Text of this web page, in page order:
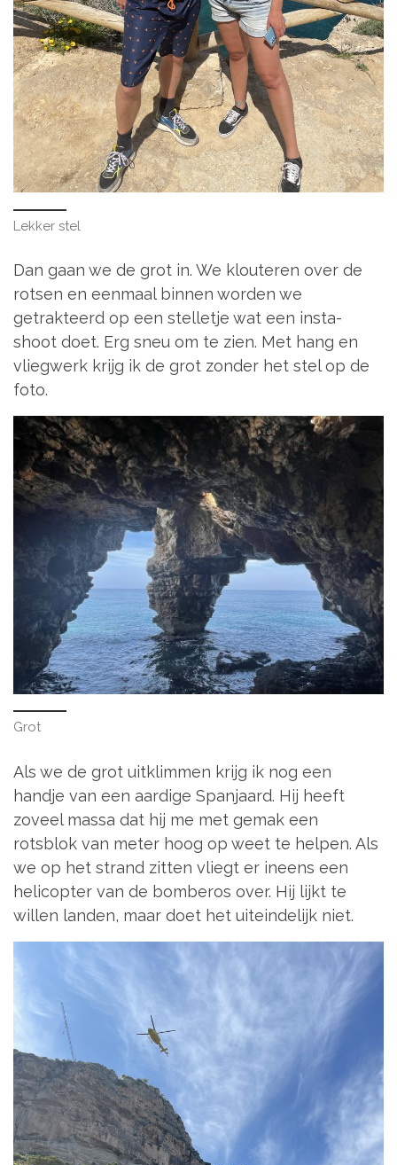
Lekker stel
Dan gaan we de grot in. We klouteren over de
rotsen en eenmaal binnen worden we
getrakteerd op een stelletje wat een insta-
shoot doet. Erg sneu om te zien. Met hang en
vliegwerk krijg ik de grot zonder het stel op de
foto.
Grot
Als we de grot uitklimmen krijg ik nog een
handje van een aardige Spanjaard. Hij heeft
zoveel massa dat hij me met gemak een
rotsblok van meter hoog op weet te helpen. Als
we op het strand zitten vliegt er ineens een
helicopter van de bomberos over. Hij lijkt te
willen landen, maar doet het uiteindelijk niet.